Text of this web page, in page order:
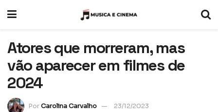
Atores que morreram, mas
vão aparecer em filmes de
2024
PorCarolina Carvalho 23/12/2023